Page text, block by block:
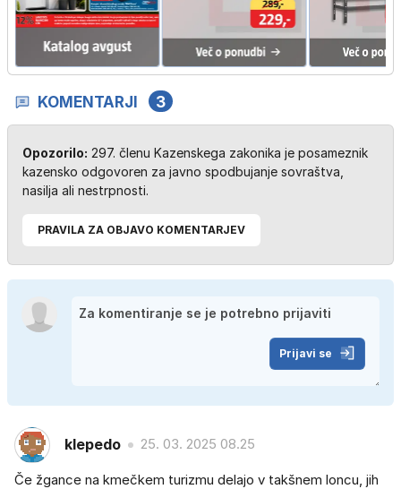
KOMENTARJI 3
Opozorilo: 297. členu Kazenskega zakonika je posameznik
kazensko odgovoren za javno spodbujanje sovraštva,
nasilja ali nestrpnosti.
PRAVILA ZA OBJAVO KOMENTARJEV
Prijavi se
klepedo 25. 03. 2025 08.25
Če žgance na kmečkem turizmu delajo v takšnem loncu, jih